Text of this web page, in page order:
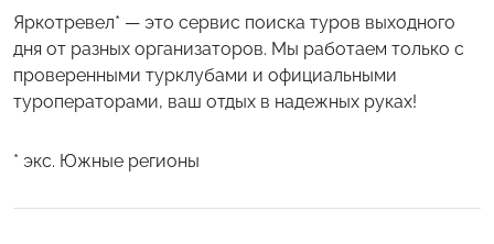
Яркотревел* — это сервис поиска туров выходного
дня от разных организаторов. Мы работаем только с
проверенными турклубами и официальными
туроператорами, ваш отдых в надежных руках!
* экс. Южные регионы